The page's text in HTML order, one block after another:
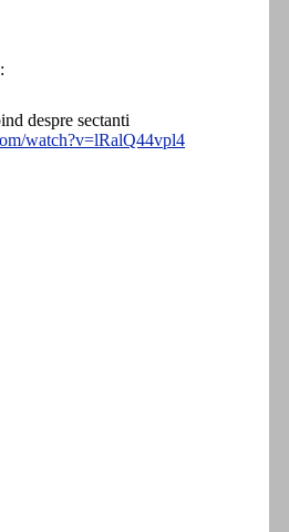
despre sectanti
watch?v=lRalQ44vpl4